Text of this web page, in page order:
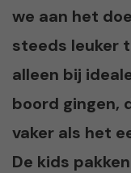
we aan het
steeds leuker
alleen bij
boord gingen,
vaker als het
De kids